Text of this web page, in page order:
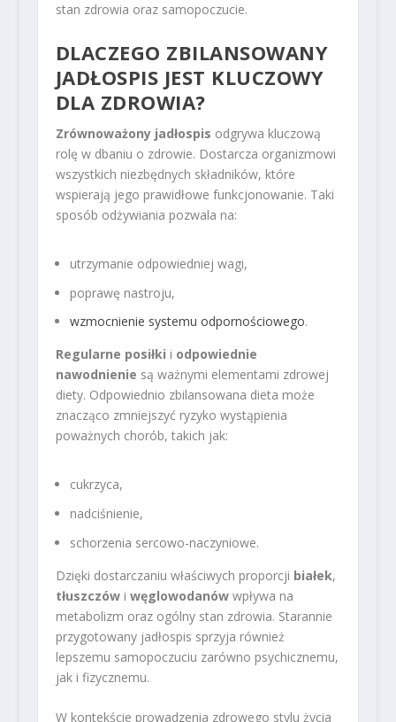
stan zdrowia oraz samopoczucie.
DLACZEGO ZBILANSOWANY
JADŁOSPIS JEST KLUCZOWY
DLA ZDROWIA?
Zrównoważony jadłospis odgrywa kluczową
rolę w dbaniu o zdrowie. Dostarcza organizmowi
wszystkich niezbędnych składników, które
wspierają jego prawidłowe funkcjonowanie. Taki
sposób odżywiania pozwala na:
utrzymanie odpowiedniej wagi,
poprawę nastroju,
wzmocnienie systemu odpornościowego.
Regularne posiłki i odpowiednie
nawodnienie są ważnymi elementami zdrowej
diety. Odpowiednio zbilansowana dieta może
znacząco zmniejszyć ryzyko wystąpienia
poważnych chorób, takich jak:
cukrzyca,
nadciśnienie,
schorzenia sercowo-naczyniowe.
Dzięki dostarczaniu właściwych proporcji białek,
tłuszczówi węglowodanówwpływa na
metabolizm oraz ogólny stan zdrowia. Starannie
przygotowany jadłospis sprzyja również
lepszemu samopoczuciu zarówno psychicznemu,
jak i fizycznemu.
W kontekście prowadzenia zdrowego stylu życia